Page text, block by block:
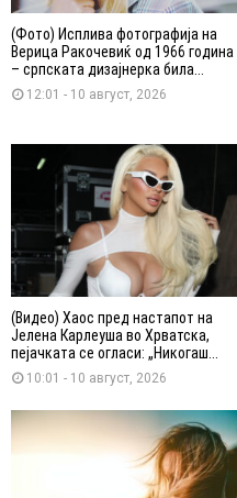
(Фото) Исплива фотографија на
Верица Ракочевиќ од 1966 година
– српската дизајнерка била...
12:01 - 10 август, 2026
(Видео) Хаос пред настапот на
Јелена Карлеуша во Хрватска,
пејачката се огласи: „Никогаш...
10:01 - 10 август, 2026